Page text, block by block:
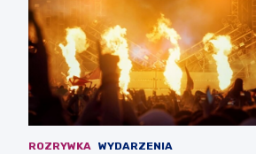
ROZRYWKA WYDARZENIA